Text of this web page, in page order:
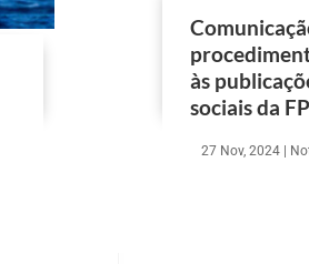
às
sociais da
27 Nov, 2024 |